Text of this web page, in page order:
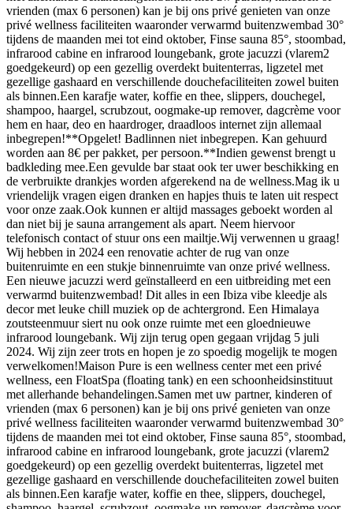
vrienden (max 6 personen) kan je bij ons privé genieten van onze
privé wellness faciliteiten waaronder verwarmd buitenzwembad 30°
tijdens de maanden mei tot eind oktober, Finse sauna 85°, stoombad,
infrarood cabine en infrarood loungebank, grote jacuzzi (vlarem2
goedgekeurd) op een gezellig overdekt buitenterras, ligzetel met
gezellige gashaard en verschillende douchefaciliteiten zowel buiten
als binnen.Een karafje water, koffie en thee, slippers, douchegel,
shampoo, haargel, scrubzout, oogmake-up remover, dagcrème voor
hem en haar, deo en haardroger, draadloos internet zijn allemaal
inbegrepen!**Opgelet! Badlinnen niet inbegrepen. Kan gehuurd
worden aan 8€ per pakket, per persoon.**Indien gewenst brengt u
badkleding mee.Een gevulde bar staat ook ter uwer beschikking en
de verbruikte drankjes worden afgerekend na de wellness.Mag ik u
vriendelijk vragen eigen dranken en hapjes thuis te laten uit respect
voor onze zaak.Ook kunnen er altijd massages geboekt worden al
dan niet bij je sauna arrangement als apart. Neem hiervoor
telefonisch contact of stuur ons een mailtje.Wij verwennen u graag!
Wij hebben in 2024 een renovatie achter de rug van onze
buitenruimte en een stukje binnenruimte van onze privé wellness.
Een nieuwe jacuzzi werd geïnstalleerd en een uitbreiding met een
verwarmd buitenzwembad! Dit alles in een Ibiza vibe kleedje als
decor met leuke chill muziek op de achtergrond. Een Himalaya
zoutsteenmuur siert nu ook onze ruimte met een gloednieuwe
infrarood loungebank. Wij zijn terug open gegaan vrijdag 5 juli
2024. Wij zijn zeer trots en hopen je zo spoedig mogelijk te mogen
verwelkomen!Maison Pure is een wellness center met een privé
wellness, een FloatSpa (floating tank) en een schoonheidsinstituut
met allerhande behandelingen.Samen met uw partner, kinderen of
vrienden (max 6 personen) kan je bij ons privé genieten van onze
privé wellness faciliteiten waaronder verwarmd buitenzwembad 30°
tijdens de maanden mei tot eind oktober, Finse sauna 85°, stoombad,
infrarood cabine en infrarood loungebank, grote jacuzzi (vlarem2
goedgekeurd) op een gezellig overdekt buitenterras, ligzetel met
gezellige gashaard en verschillende douchefaciliteiten zowel buiten
als binnen.Een karafje water, koffie en thee, slippers, douchegel,